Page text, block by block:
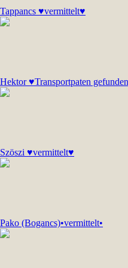
Tappancs ♥vermittelt♥
Hektor ♥Transportpaten
Szöszi ♥vermittelt♥
Pako (Bogancs)•vermittelt•